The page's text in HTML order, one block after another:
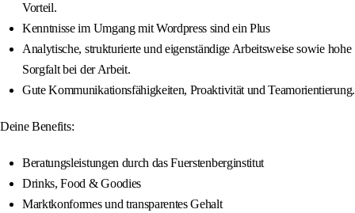
Vorteil.
Kenntnisse im Umgang mit Wordpress sind ein Plus
Analytische, strukturierte und eigenständige Arbeitsweise sowie hohe
Sorgfalt bei der Arbeit.
Gute Kommunikationsfähigkeiten, Proaktivität und Teamorientierung.
Deine Benefits:
Beratungsleistungen durch das Fuerstenberginstitut
Drinks, Food & Goodies
Marktkonformes und transparentes Gehalt